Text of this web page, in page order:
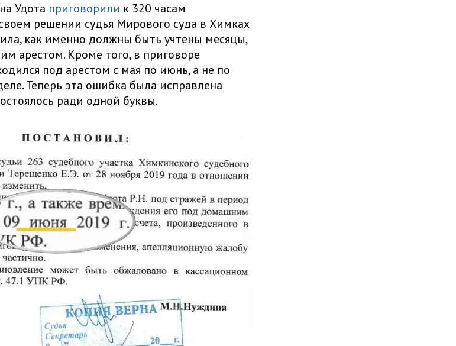
Удота приговорили к 320 часам
решении судья Мирового суда в Химках
как именно должны быть учтены месяцы,
арестом. Кроме того, в приговоре
под арестом с мая по июнь, а не по
Теперь эта ошибка была исправлена
ради одной буквы.